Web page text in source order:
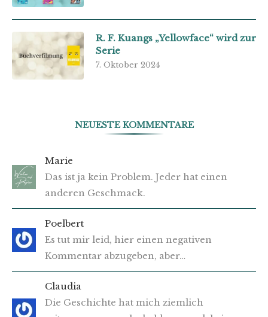
R. F. Kuangs „Yellowface“ wird zur
Serie
7. Oktober 2024
NEUESTE KOMMENTARE
Marie
Das ist ja kein Problem. Jeder hat einen
anderen Geschmack.
Poelbert
Es tut mir leid, hier einen negativen
Kommentar abzugeben, aber…
Claudia
Die Geschichte hat mich ziemlich